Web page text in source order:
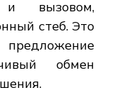
и вызовом,
стеб. Это
обмен